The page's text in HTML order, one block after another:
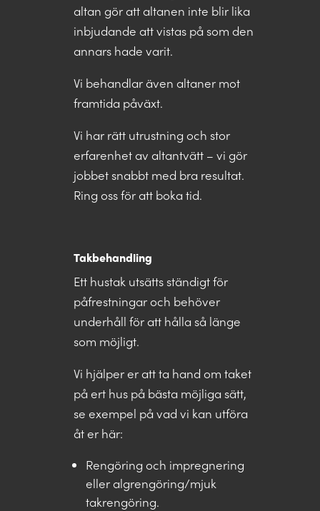
altan gör att altanen inte blir lika
inbjudande att vistas på som den
annars hade varit.
Vi behandlar även altaner mot
framtida påväxt.
Vi har rätt utrustning och stor
erfarenhet av altantvätt – vi gör
jobbet snabbt med bra resultat.
Ring oss för att boka tid.
Takbehandling
Ett hustak utsätts ständigt för
påfrestningar och behöver
underhåll för att hålla så länge
som möjligt.
Vi hjälper er att ta hand om taket
på ert hus på bästa möjliga sätt,
se exempel på vad vi kan utföra
åt er här:
Rengöring och impregnering
eller algrengöring/mjuk
takrengöring.